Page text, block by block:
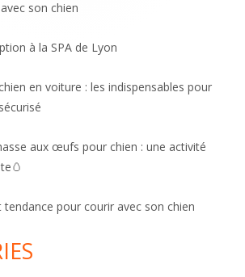
son chien
à la SPA de Lyon
en voiture : les indispensables pour
aux œufs pour chien : une activité
tendance pour courir avec son chien